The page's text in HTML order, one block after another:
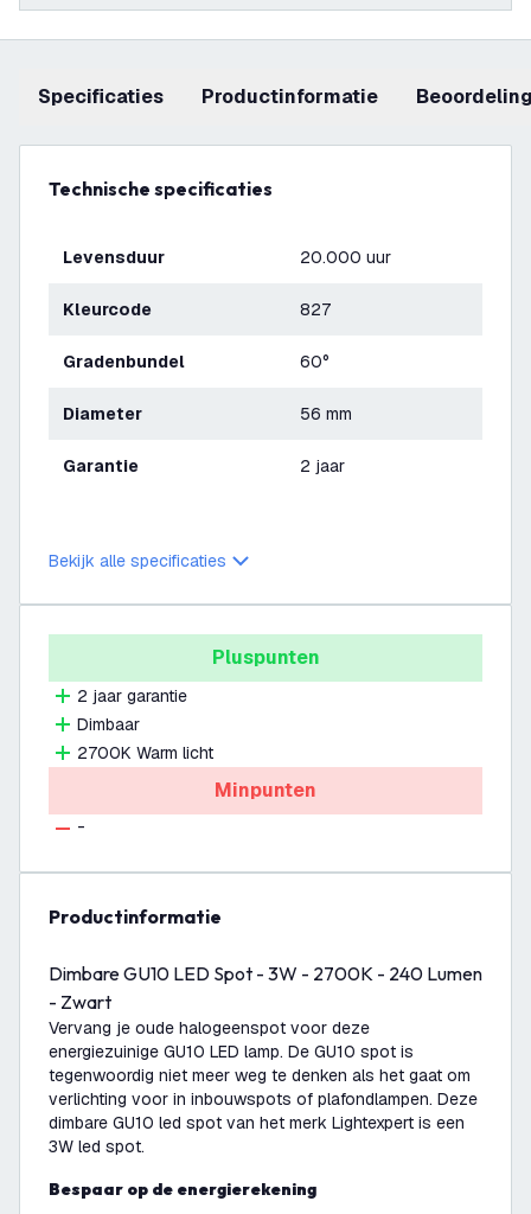
Specificaties productinformatie
Technische specificaties
Levensduur 20.000 uur
Kleurcode 827
Gradenbundel 60°
Diameter 56 mm
Garantie 2 jaar
Bekijk alle specificaties
Pluspunten
2 jaar garantie
Dimbaar
2700K Warm licht
Minpunten
-
productinformatie
Dimbare GU10 LED Spot - 3W - 2700K - 240 Lumen
- Zwart
Vervang je oude halogeenspot voor deze
energiezuinige GU10 LED lamp. De GU10 spot is
tegenwoordig niet meer weg te denken als het gaat om
verlichting voor in inbouwspots of plafondlampen. Deze
dimbare GU10 led spot van het merk Lightexpert is een
3W led spot.
Bespaar op de energierekening